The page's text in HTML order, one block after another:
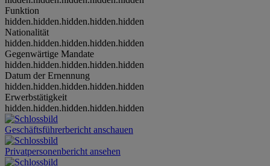
Funktion
hidden.hidden.hidden.hidden.hidden
Nationalität
hidden.hidden.hidden.hidden.hidden
Gegenwärtige Mandate
hidden.hidden.hidden.hidden.hidden
Datum der Ernennung
hidden.hidden.hidden.hidden.hidden
Erwerbstätigkeit
hidden.hidden.hidden.hidden.hidden
Geschäftsführerbericht anschauen
Privatpersonenbericht ansehen